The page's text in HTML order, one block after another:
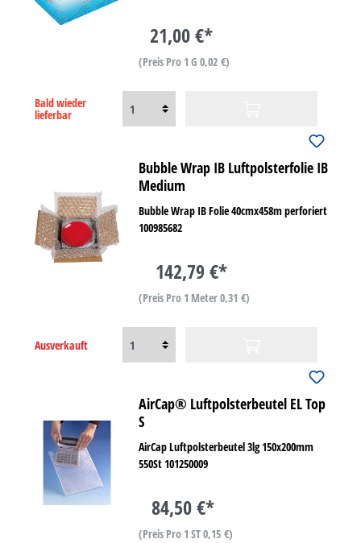
21,00 €*
(Preis Pro 1 G 0,02 €)
Bald wieder
lieferbar
Bubble Wrap IB Luftpolsterfolie IB
Medium
Bubble Wrap IB Folie 40cmx458m perforiert
100985682
142,79 €*
(Preis Pro 1 Meter 0,31 €)
Ausverkauft
AirCap® Luftpolsterbeutel EL Top
S
AirCap Luftpolsterbeutel 3lg 150x200mm
550St 101250009
84,50 €*
(Preis Pro 1 ST 0,15 €)